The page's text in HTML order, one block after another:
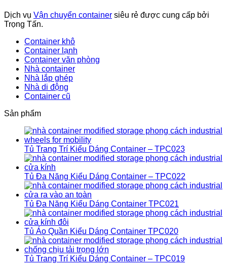
Dịch vụ Vận chuyển container siêu rẻ được cung cấp bởi
Trọng Tấn.
Container khô
Container lạnh
Container văn phòng
Nhà container
Nhà lắp ghép
Nhà di động
Container cũ
Sản phẩm
Tủ Trang Trí Kiểu Dáng Container – TPC023
Tủ Đa Năng Kiểu Dáng Container – TPC022
Tủ Đa Năng Kiểu Dáng Container TPC021
Tủ Áo Quần Kiểu Dáng Container TPC020
Tủ Trang Trí Kiểu Dáng Container – TPC019